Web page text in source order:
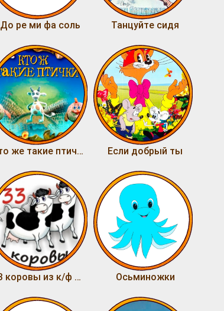
До ре ми фа соль Танцуйте сидя
Кто же такие птички? Если добрый ты
33 коровы из к/ф Мэри Поппинс, до свидания! Осьминожки